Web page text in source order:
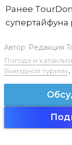
Ранее
супертайфуна
Автор: Редакция
Погода и
Выездной туризм ,